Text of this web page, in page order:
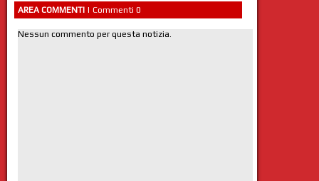
AREA COMMENTI | Commenti 0